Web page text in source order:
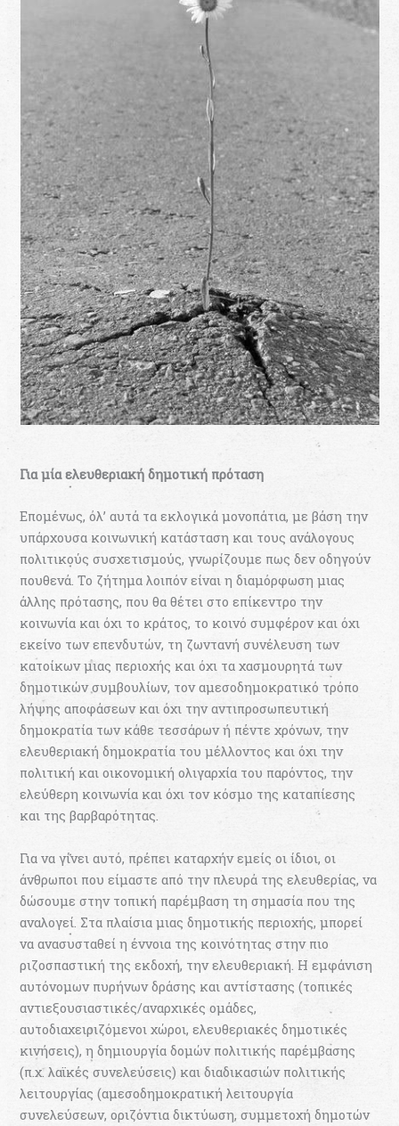
Για µία ελευθεριακή δηµοτική πρόταση
Εποµένως, όλ’ αυτά τα εκλογικά µονοπάτια, µε βάση την
υπάρχουσα κοινωνική κατάσταση και τους ανάλογους
πολιτικούς συσχετισµούς, γνωρίζουµε πως δεν οδηγούν
πουθενά. Το ζήτηµα λοιπόν είναι η διαµόρφωση µιας
άλλης πρότασης, που θα θέτει στο επίκεντρο την
κοινωνία και όχι το κράτος, το κοινό συµφέρον και όχι
εκείνο των επενδυτών, τη ζωντανή συνέλευση των
κατοίκων µιας περιοχής και όχι τα χασµουρητά των
δηµοτικών συµβουλίων, τον αµεσοδηµοκρατικό τρόπο
λήψης αποφάσεων και όχι την αντιπροσωπευτική
δηµοκρατία των κάθε τεσσάρων ή πέντε χρόνων, την
ελευθεριακή δηµοκρατία του µέλλοντος και όχι την
πολιτική και οικονοµική ολιγαρχία του παρόντος, την
ελεύθερη κοινωνία και όχι τον κόσµο της καταπίεσης
και της βαρβαρότητας.
Για να γίνει αυτό, πρέπει καταρχήν εµείς οι ίδιοι, οι
άνθρωποι που είµαστε από την πλευρά της ελευθερίας, να
δώσουµε στην τοπική παρέµβαση τη σηµασία που της
αναλογεί. Στα πλαίσια µιας δηµοτικής περιοχής, µπορεί
να ανασυσταθεί η έννοια της κοινότητας στην πιο
ριζοσπαστική της εκδοχή, την ελευθεριακή. Η εµφάνιση
αυτόνοµων πυρήνων δράσης και αντίστασης (τοπικές
αντιεξουσιαστικές/αναρχικές οµάδες,
αυτοδιαχειριζόµενοι χώροι, ελευθεριακές δηµοτικές
κινήσεις), η δηµιουργία δοµών πολιτικής παρέµβασης
(π.χ. λαϊκές συνελεύσεις) και διαδικασιών πολιτικής
λειτουργίας (αµεσοδηµοκρατική λειτουργία
συνελεύσεων, οριζόντια δικτύωση, συµµετοχή δηµοτών